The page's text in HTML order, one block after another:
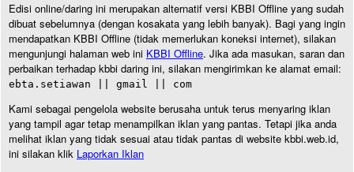
Edisi online/daring ini merupakan alternatif versi KBBI Offline yang sudah
dibuat sebelumnya (dengan kosakata yang lebih banyak). Bagi yang ingin
mendapatkan KBBI Offline (tidak memerlukan koneksi internet), silakan
mengunjungi halaman web ini KBBI Offline. Jika ada masukan, saran dan
perbaikan terhadap kbbi daring ini, silakan mengirimkan ke alamat email:
ebta.setiawan || gmail || com
Kami sebagai pengelola website berusaha untuk terus menyaring iklan
yang tampil agar tetap menampilkan iklan yang pantas. Tetapi jika anda
melihat iklan yang tidak sesuai atau tidak pantas di website kbbi.web.id,
ini silakan klik Laporkan Iklan